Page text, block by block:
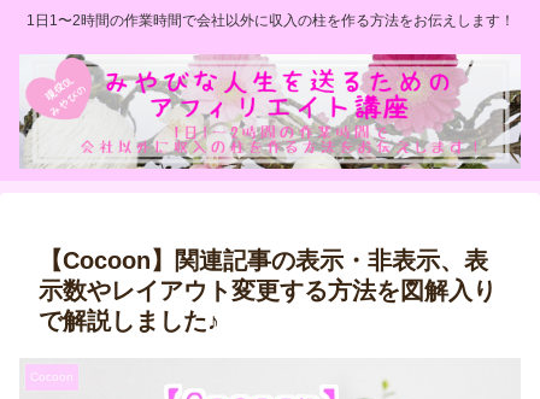
1日1〜2時間の作業時間で会社以外に収入の柱を作る方法をお伝えします！
【Cocoon】関連記事の表示・非表示、表
示数やレイアウト変更する方法を図解入り
で解説しました♪
Cocoon